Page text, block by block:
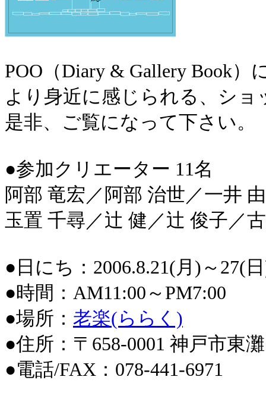
POO（Diary & Gallery Book
より身近に感じられる、シ
是非、ご覧になって下さい。
●参加クリエーター 11名
阿部 竜宏／阿部 治世／一井
玉置 千尋／辻 健／辻 俊子／
●日にち：2006.8.21(月)～27(
●時間：AM11:00～PM7:00
●場所： 老楽(ららく)
●住所：〒658-0001 神戸市東
●電話/FAX：078-441-6971